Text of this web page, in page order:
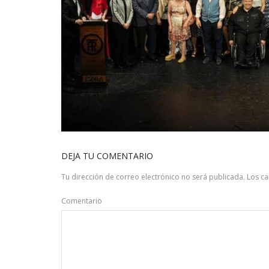
DEJA TU COMENTARIO
Tu dirección de correo electrónico no será publicada. Los
Comentario